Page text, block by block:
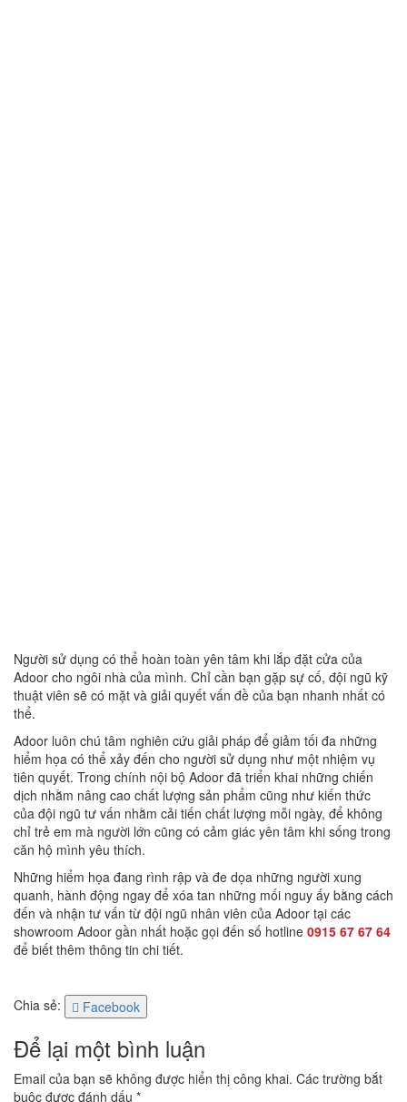
Người sử dụng có thể hoàn toàn yên tâm khi lắp đặt cửa của
Adoor cho ngôi nhà của mình. Chỉ cần bạn gặp sự cố, đội ngũ kỹ
thuật viên sẽ có mặt và giải quyết vấn đề của bạn nhanh nhất có
thể.
Adoor luôn chú tâm nghiên cứu giải pháp để giảm tối đa những
hiểm họa có thể xảy đến cho người sử dụng như một nhiệm vụ
tiên quyết. Trong chính nội bộ Adoor đã triển khai những chiến
dịch nhằm nâng cao chất lượng sản phẩm cũng như kiến thức
của đội ngũ tư vấn nhằm cải tiến chất lượng mỗi ngày, để không
chỉ trẻ em mà người lớn cũng có cảm giác yên tâm khi sống trong
căn hộ mình yêu thích.
Những hiểm họa đang rình rập và đe dọa những người xung
quanh, hành động ngay để xóa tan những mối nguy ấy bằng cách
đến và nhận tư vấn từ đội ngũ nhân viên của Adoor tại các
showroom Adoor gần nhất hoặc gọi đến số hotline 0915 67 67 64
để biết thêm thông tin chi tiết.
Chia sẻ: Facebook
Để lại một bình luận
Email của bạn sẽ không được hiển thị công khai. Các trường bắt
buộc được đánh dấu *